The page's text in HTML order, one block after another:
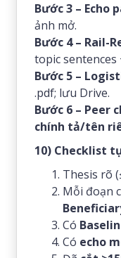
Bước 3 – Echo
ảnh mở.
Bước 4 – Rail-
topic sentences
Bước 5 –
.pdf; lưu Drive.
Bước 6 – Peer
chính tả/tên
10) Checklist
Thesis rõ
Mỗi đoạn
Có
Có echo